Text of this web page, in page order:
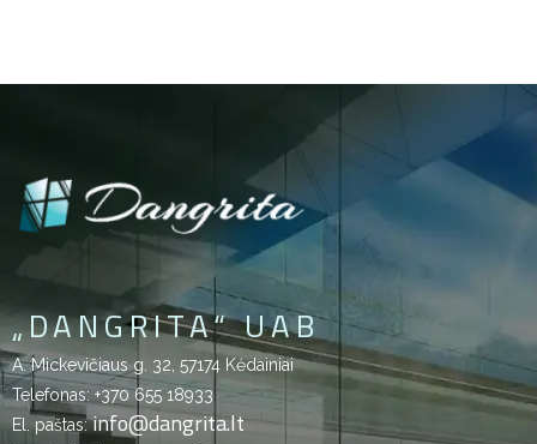
„DANGRITA“ UAB
A. Mickevičiaus g. 32, 57174 Kėdainiai
Telefonas: +370 655 18933
El. paštas:info@dangrita.lt